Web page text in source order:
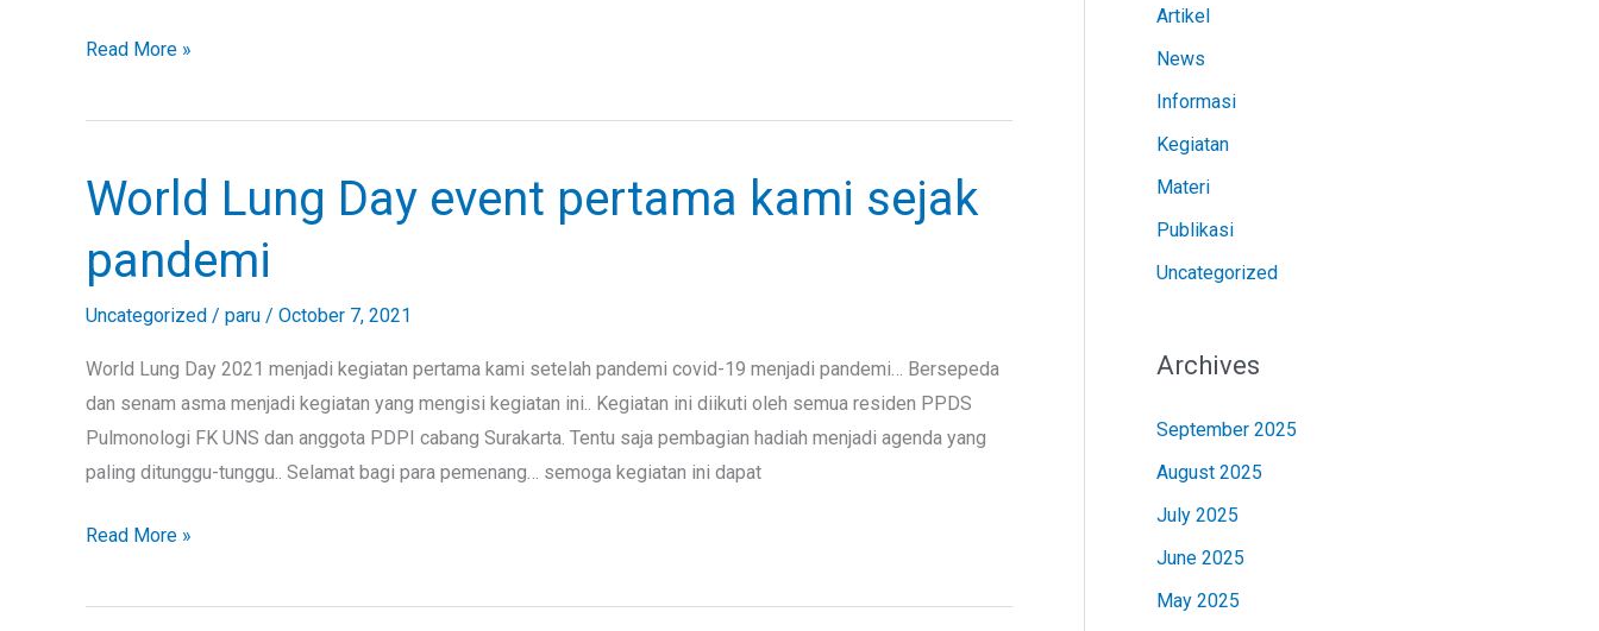
Read More »
World Lung Day event pertama kami sejak
pandemi
Uncategorized / paru / October 7, 2021
World Lung Day 2021 menjadi kegiatan pertama kami setelah pandemi covid-19 menjadi pandemi… Bersepeda
dan senam asma menjadi kegiatan yang mengisi kegiatan ini.. Kegiatan ini diikuti oleh semua residen PPDS
Pulmonologi FK UNS dan anggota PDPI cabang Surakarta. Tentu saja pembagian hadiah menjadi agenda yang
paling ditunggu-tunggu.. Selamat bagi para pemenang… semoga kegiatan ini dapat
World
Lung
Day
event
pertama
kami
sejak
pandemi
Read More »
Artikel
News
Informasi
Kegiatan
Materi
Publikasi
Uncategorized
Archives
September 2025
August 2025
July 2025
June 2025
May 2025